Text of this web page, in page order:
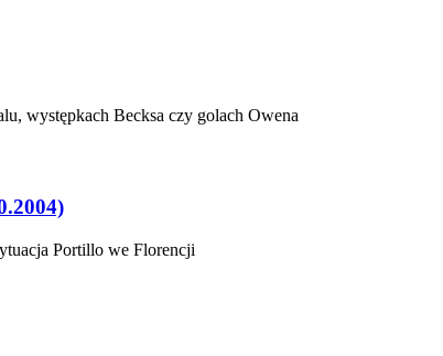
występkach Becksa czy golach Owena
Portillo we Florencji